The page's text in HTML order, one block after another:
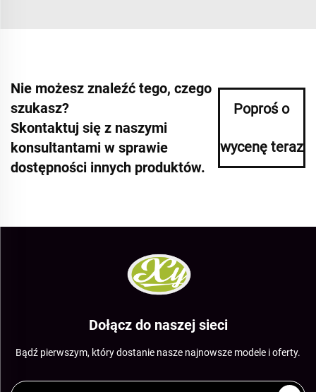
Nie możesz znaleźć tego, czego
szukasz?
Skontaktuj się z naszymi
konsultantami w sprawie
dostępności innych produktów.
Poproś o
wycenę teraz
Dołącz do naszej sieci
Bądź pierwszym, który dostanie nasze najnowsze modele i oferty.